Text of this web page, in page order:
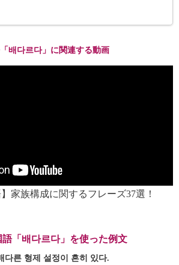
배다르다」に関連する動画
】家族構成に関するフレーズ37選！
語「배다르다」を使った例文
다른 형제 설정이 흔히 있다.